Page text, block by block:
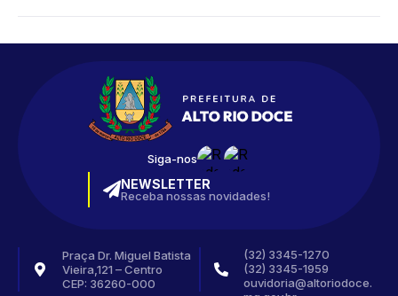
Praça Dr. Miguel Batista
Vieira,121 – Centro
CEP: 36260-000
(32) 3345-1270
(32) 3345-1959
ouvidoria@altoriodoce.
Siga-nos
NEWSLETTER
Receba nossas novidades!